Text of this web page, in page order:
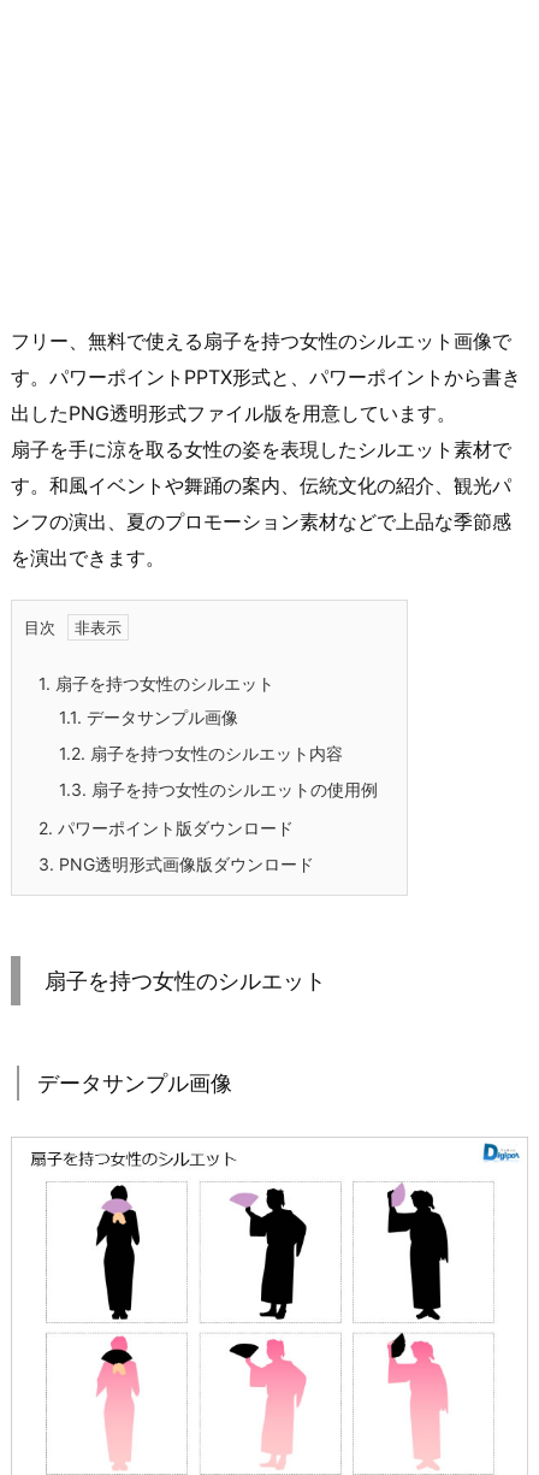
フリー、無料で使える扇子を持つ女性のシルエット画像で
す。パワーポイントPPTX形式と、パワーポイントから書き
出したPNG透明形式ファイル版を用意しています。
扇子を手に涼を取る女性の姿を表現したシルエット素材で
す。和風イベントや舞踊の案内、伝統文化の紹介、観光パ
ンフの演出、夏のプロモーション素材などで上品な季節感
を演出できます。
目次
1. 扇子を持つ女性のシルエット
1.1. データサンプル画像
1.2. 扇子を持つ女性のシルエット内容
1.3. 扇子を持つ女性のシルエットの使用例
2. パワーポイント版ダウンロード
3. PNG透明形式画像版ダウンロード
扇子を持つ女性のシルエット
データサンプル画像